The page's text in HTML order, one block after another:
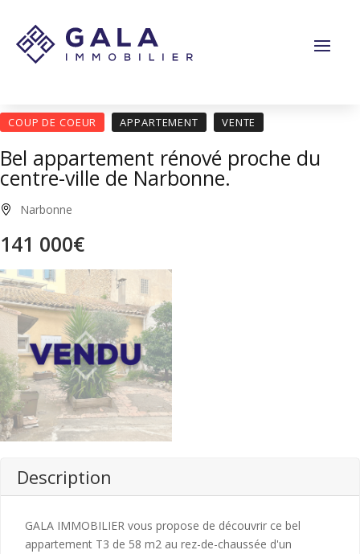
COUP DE COEUR APPARTEMENT VENTE
Bel appartement rénové proche du
centre-ville de Narbonne.
Narbonne
141 000€
Description
GALA IMMOBILIER vous propose de découvrir ce bel
appartement T3 de 58 m2 au rez-de-chaussée d'un